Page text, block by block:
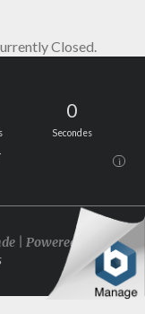
Closed.
0
Secondes
i
| Powered by